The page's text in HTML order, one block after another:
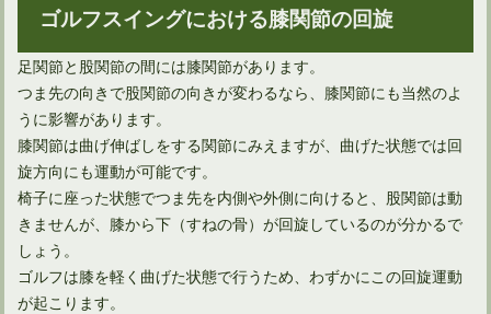
やはり得！アイアンで飛距離アップするのに効果的な方法とは
多くのプロ野球選手は、ゴルフの飛距離が凄いのは何で？
多くのゴルファー憧れ、ドライバーで300ヤード飛ばすには
ゴルフルールでのパター2本の是非とその効果について
ゴルフスイングにおける膝関節の回旋
足関節と股関節の間には膝関節があります。
つま先の向きで股関節の向きが変わるなら、膝関節にも当然のよ
うに影響があります。
膝関節は曲げ伸ばしをする関節にみえますが、曲げた状態では回
旋方向にも運動が可能です。
椅子に座った状態でつま先を内側や外側に向けると、股関節は動
きませんが、膝から下（すねの骨）が回旋しているのが分かるで
しょう。
ゴルフは膝を軽く曲げた状態で行うため、わずかにこの回旋運動
が起こります。